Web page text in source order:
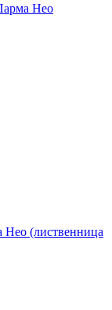
Нео
Нео (лиственница